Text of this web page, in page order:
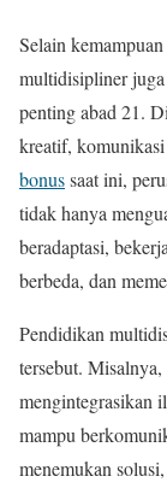
Selain
multidisipliner
penting abad 21.
kreatif,
bonussaat ini,
tidak hanya
beradaptasi,
berbeda, dan
Pendidikan
tersebut.
mengintegrasikan
mampu
menemukan